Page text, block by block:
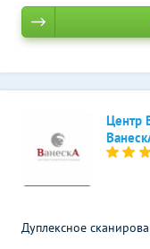
Центр
Дуплексное